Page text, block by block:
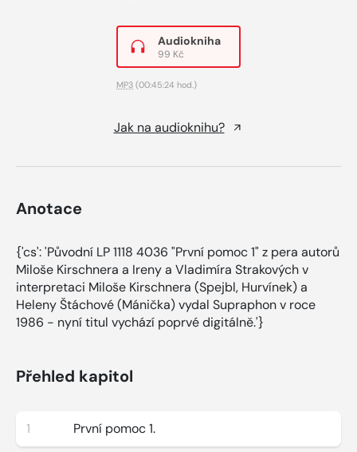
Audiokniha
99 Kč
MP3 (00:45:24 hod.)
Jak na audioknihu?
Anotace
{'cs': 'Původní LP 1118 4036 "První pomoc 1" z pera autorů
Miloše Kirschnera a Ireny a Vladimíra Strakových v
interpretaci Miloše Kirschnera (Spejbl, Hurvínek) a
Heleny Štáchové (Mánička) vydal Supraphon v roce
1986 - nyní titul vychází poprvé digitálně.'}
Přehled kapitol
1 První pomoc 1.